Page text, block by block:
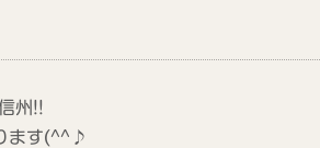
州!!
ます(^^♪